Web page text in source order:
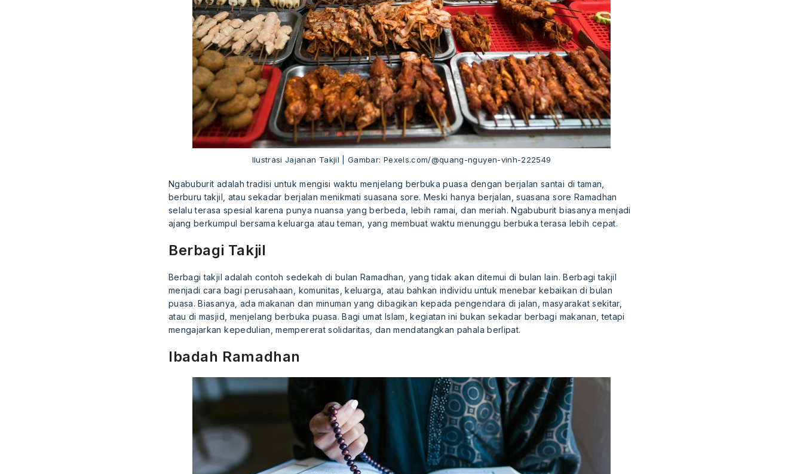
Ilustrasi Jajanan Takjil | Gambar: Pexels.com/@quang-nguyen-vinh-222549
Ngabuburit adalah tradisi untuk mengisi waktu menjelang berbuka puasa dengan berjalan santai di taman,
berburu takjil, atau sekadar berjalan menikmati suasana sore. Meski hanya berjalan, suasana sore Ramadhan
selalu terasa spesial karena punya nuansa yang berbeda, lebih ramai, dan meriah. Ngabuburit biasanya menjadi
ajang berkumpul bersama keluarga atau teman, yang membuat waktu menunggu berbuka terasa lebih cepat.
Berbagi Takjil
Berbagi takjil adalah contoh sedekah di bulan Ramadhan, yang tidak akan ditemui di bulan lain. Berbagi takjil
menjadi cara bagi perusahaan, komunitas, keluarga, atau bahkan individu untuk menebar kebaikan di bulan
puasa. Biasanya, ada makanan dan minuman yang dibagikan kepada pengendara di jalan, masyarakat sekitar,
atau di masjid, menjelang berbuka puasa. Bagi umat Islam, kegiatan ini bukan sekadar berbagi makanan, tetapi
mengajarkan kepedulian, mempererat solidaritas, dan mendatangkan pahala berlipat.
Ibadah Ramadhan